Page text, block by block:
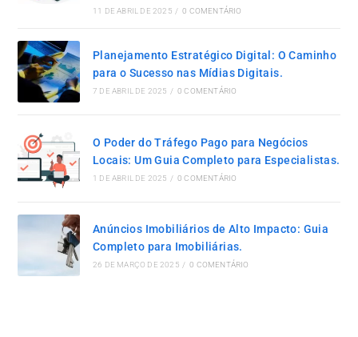
11 DE ABRIL DE 2025 / 0 COMENTÁRIO
Planejamento Estratégico Digital: O Caminho
para o Sucesso nas Mídias Digitais.
7 DE ABRIL DE 2025 / 0 COMENTÁRIO
O Poder do Tráfego Pago para Negócios
Locais: Um Guia Completo para Especialistas.
1 DE ABRIL DE 2025 / 0 COMENTÁRIO
Anúncios Imobiliários de Alto Impacto: Guia
Completo para Imobiliárias.
26 DE MARÇO DE 2025 / 0 COMENTÁRIO